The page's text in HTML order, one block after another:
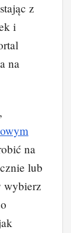
z
i
na
na
lub
wybierz